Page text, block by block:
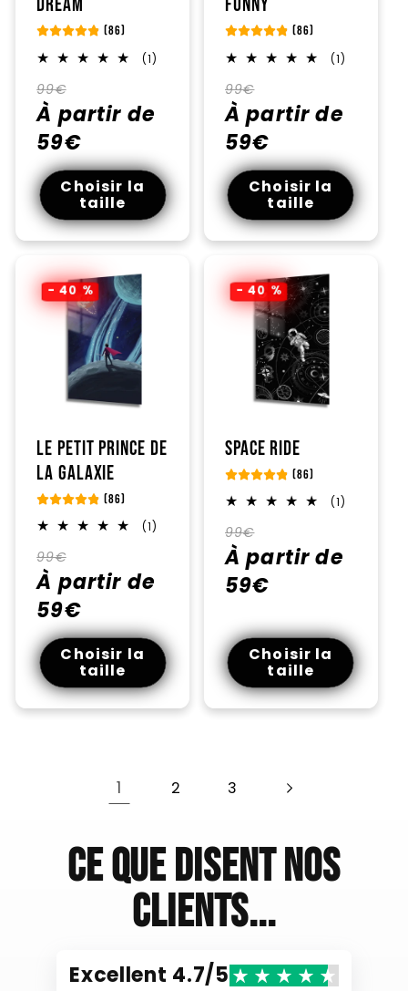
Dream
(86)
(1)
Prix
habituel
99€
promotionnel
À partir de
59€
Choisir la
taille
FUNNY
(86)
(1)
Prix
habituel
99€
promotionnel
À partir de
59€
Choisir la
taille
- 40 %
Le petit prince de
la galaxie
(86)
(1)
Prix
habituel
99€
promotionnel
À partir de
59€
Choisir la
taille
- 40 %
Space Ride
(86)
(1)
Prix
habituel
99€
promotionnel
À partir de
59€
Choisir la
taille
1 2 3
Ce que disent nos
clients...
Excellent 4.7/5